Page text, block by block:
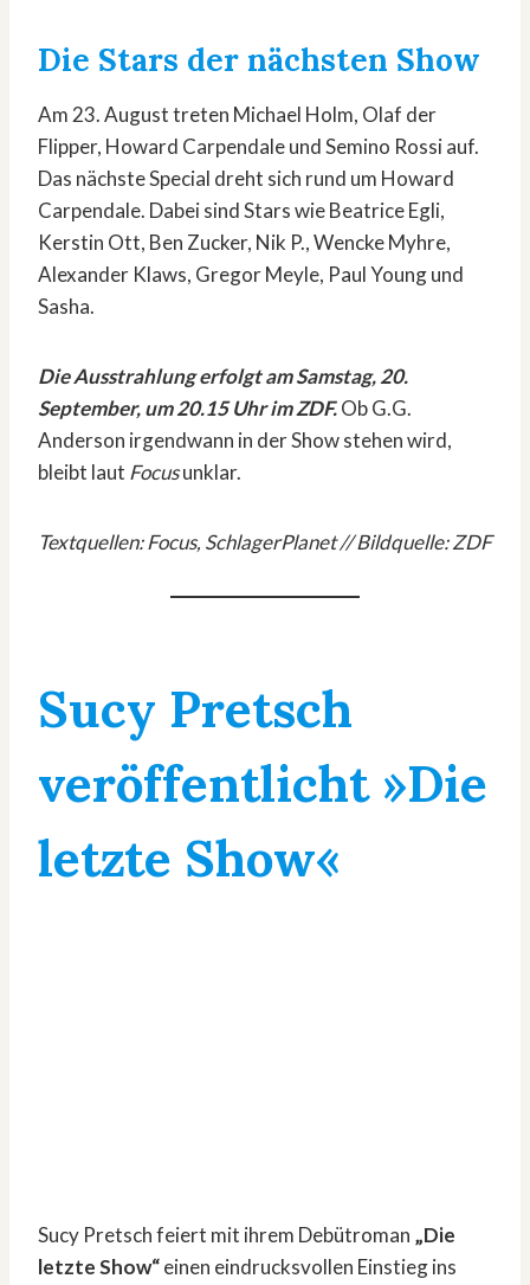
Die Stars der nächsten Show
Am 23. August treten Michael Holm, Olaf der
Flipper, Howard Carpendale und Semino Rossi auf.
Das nächste Special dreht sich rund um Howard
Carpendale. Dabei sind Stars wie Beatrice Egli,
Kerstin Ott, Ben Zucker, Nik P., Wencke Myhre,
Alexander Klaws, Gregor Meyle, Paul Young und
Sasha.
Die Ausstrahlung erfolgt am Samstag, 20.
September, um 20.15 Uhr im ZDF.Ob G.G.
Anderson irgendwann in der Show stehen wird,
bleibt laut Focusunklar.
Textquellen: Focus, SchlagerPlanet // Bildquelle: ZDF
Sucy Pretsch
veröffentlicht »Die
letzte Show«
Sucy Pretsch feiert mit ihrem Debütroman „Die
letzte Show“einen eindrucksvollen Einstieg ins